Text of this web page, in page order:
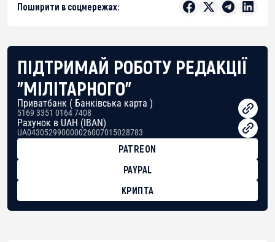
Поширити в соцмережах:
ПІДТРИМАЙ РОБОТУ РЕДАКЦІЇ
"МІЛІТАРНОГО"
Приватбанк ( Банківська карта )
5169 3351 0164 7408
Рахунок в UAH (IBAN)
UA043052990000026007015028783
PATREON
PAYPAL
КРИПТА